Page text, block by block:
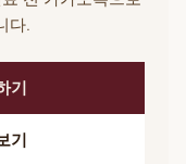
다.
기
기